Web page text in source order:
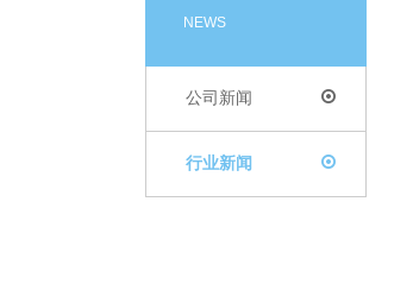
NEWS
公司新闻
行业新闻